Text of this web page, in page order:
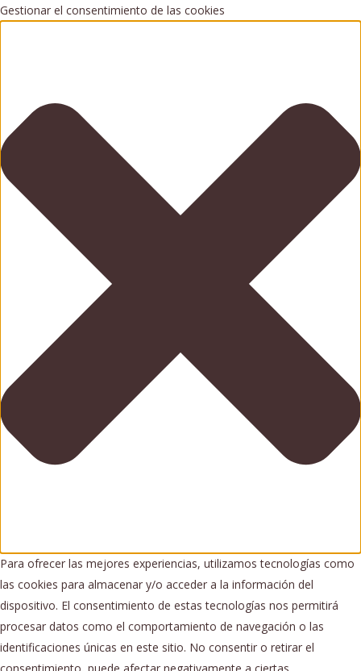
Gestionar el consentimiento de las cookies
Para ofrecer las mejores experiencias, utilizamos tecnologías como
las cookies para almacenar y/o acceder a la información del
dispositivo. El consentimiento de estas tecnologías nos permitirá
procesar datos como el comportamiento de navegación o las
identificaciones únicas en este sitio. No consentir o retirar el
consentimiento, puede afectar negativamente a ciertas